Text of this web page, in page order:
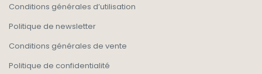
Conditions générales d’utilisation
Politique de newsletter
Conditions générales de vente
Politique de confidentialité